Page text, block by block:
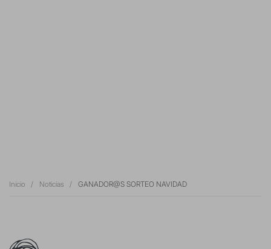
Inicio Noticias GANADOR@S SORTEO NAVIDAD